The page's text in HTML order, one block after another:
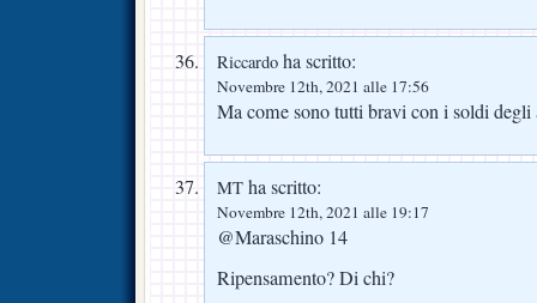
Riccardo ha scritto:
Novembre 12th, 2021 alle 17:56
Ma come sono tutti bravi con i soldi degli
MT ha scritto:
Novembre 12th, 2021 alle 19:17
@Maraschino 14
Ripensamento? Di chi?